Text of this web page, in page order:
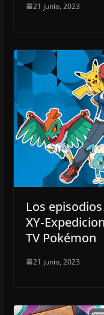
21 junio, 2023
Los
TV Pokémon
21 junio, 2023